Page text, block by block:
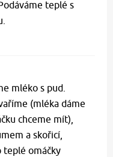
teplé s
mléko s pud.
(mléka dáme
chceme mít),
a skořicí,
teplé omáčky